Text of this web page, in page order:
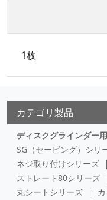
1枚
カテゴリ製品
ディスクグラインダー
SG（セービング）シリ
ネジ取り付けシリーズ
ストレート80シリーズ
丸シートシリーズ